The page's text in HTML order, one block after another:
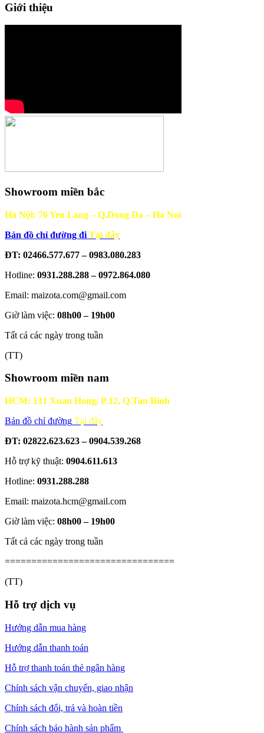
Giới thiệu
Showroom miền bắc
Hà Nội: 76 Yen Lang – Q.Dong Da – Ha Noi
Bản đồ chỉ đường đi Tại đây
ĐT: 02466.577.677 – 0983.080.283
Hotline: 0931.288.288 – 0972.864.080
Email: maizota.com@gmail.com
Giờ làm việc: 08h00 – 19h00
Tất cả các ngày trong tuần
(TT)
Showroom miền nam
HCM: 131 Xuan Hong, P.12, Q.Tan Binh
Bản đồ chỉ đường Tại đây
ĐT: 02822.623.623 – 0904.539.268
Hỗ trợ kỹ thuật: 0904.611.613
Hotline: 0931.288.288
Email: maizota.hcm@gmail.com
Giờ làm việc: 08h00 – 19h00
Tất cả các ngày trong tuần
================================
(TT)
Hỗ trợ dịch vụ
Hướng dẫn mua hàng
Hướng dẫn thanh toán
Hỗ trợ thanh toán thẻ ngân hàng
Chính sách vận chuyển, giao nhận
Chính sách đổi, trả và hoàn tiền
Chính sách bảo hành sản phẩm